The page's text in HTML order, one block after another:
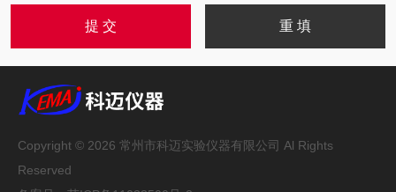
Copyright © 2026 常州市科迈实验仪器有限公司 Al Rights
Reserved